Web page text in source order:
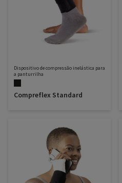
Dispositivo de compressão inelástica para
a panturrilha
Compreflex Standard